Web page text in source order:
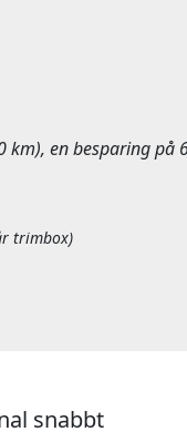
en besparing på
trimbox)
snabbt